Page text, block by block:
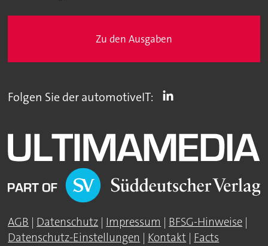
Zu den Ausgaben
Folgen Sie der automotiveIT:
AGB | Datenschutz | Impressum | BFSG-Hinweise |
Datenschutz-Einstellungen | Kontakt | Facts